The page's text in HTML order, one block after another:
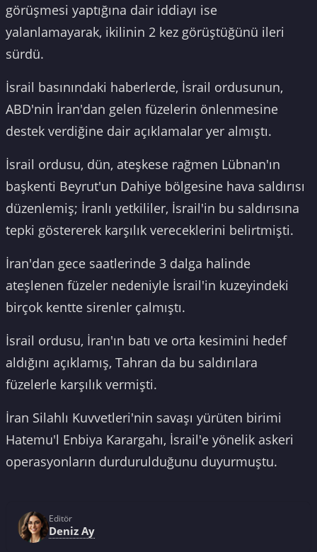
görüşmesi yaptığına dair iddiayı ise
yalanlamayarak, ikilinin 2 kez görüştüğünü ileri
sürdü.
İsrail basınındaki haberlerde, İsrail ordusunun,
ABD'nin İran'dan gelen füzelerin önlenmesine
destek verdiğine dair açıklamalar yer almıştı.
İsrail ordusu, dün, ateşkese rağmen Lübnan'ın
başkenti Beyrut'un Dahiye bölgesine hava saldırısı
düzenlemiş; İranlı yetkililer, İsrail'in bu saldırısına
tepki göstererek karşılık vereceklerini belirtmişti.
İran'dan gece saatlerinde 3 dalga halinde
ateşlenen füzeler nedeniyle İsrail'in kuzeyindeki
birçok kentte sirenler çalmıştı.
İsrail ordusu, İran'ın batı ve orta kesimini hedef
aldığını açıklamış, Tahran da bu saldırılara
füzelerle karşılık vermişti.
İran Silahlı Kuvvetleri'nin savaşı yürüten birimi
Hatemu'l Enbiya Karargahı, İsrail'e yönelik askeri
operasyonların durdurulduğunu duyurmuştu.
Editör
Deniz Ay